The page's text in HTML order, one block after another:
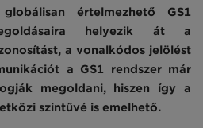
értelmezhető GS1
helyezik át a
a vonalkódos jelölést
a GS1 rendszer már
megoldani, hiszen így a
szintűvé is emelhető.